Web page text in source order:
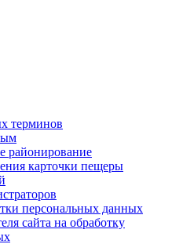
терминов
районирование
карточки пещеры
персональных данных
сайта на обработку